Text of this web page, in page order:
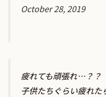
October 28, 2019
疲れても頑張れ…？？
子供たちぐらい疲れ